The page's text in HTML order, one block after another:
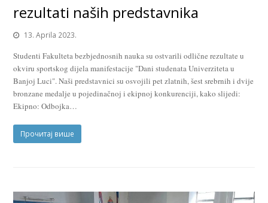
rezultati naših predstavnika
13. Aprila 2023.
Studenti Fakulteta bezbjednosnih nauka su ostvarili odlične rezultate u
okviru sportskog dijela manifestacije "Dani studenata Univerziteta u
Banjoj Luci". Naši predstavnici su osvojili pet zlatnih, šest srebrnih i dvije
bronzane medalje u pojedinačnoj i ekipnoj konkurenciji, kako slijedi:
Ekipno: Odbojka…
Прочитај више